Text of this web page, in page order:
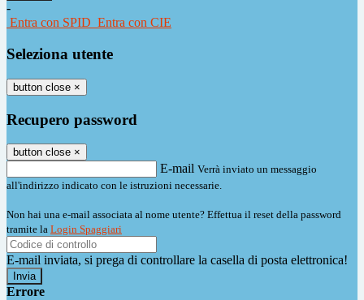
-
Entra con SPID Entra con CIE
Seleziona utente
button close ×
Recupero password
button close ×
E-mail Verrà inviato un messaggio
all'indirizzo indicato con le istruzioni necessarie.
Non hai una e-mail associata al nome utente? Effettua il reset della password
tramite la Login Spaggiari
E-mail inviata, si prega di controllare la casella di posta elettronica!
Errore